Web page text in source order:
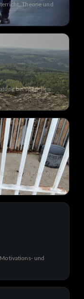
Theorie und
bei speziellen
für Hunde mit
und